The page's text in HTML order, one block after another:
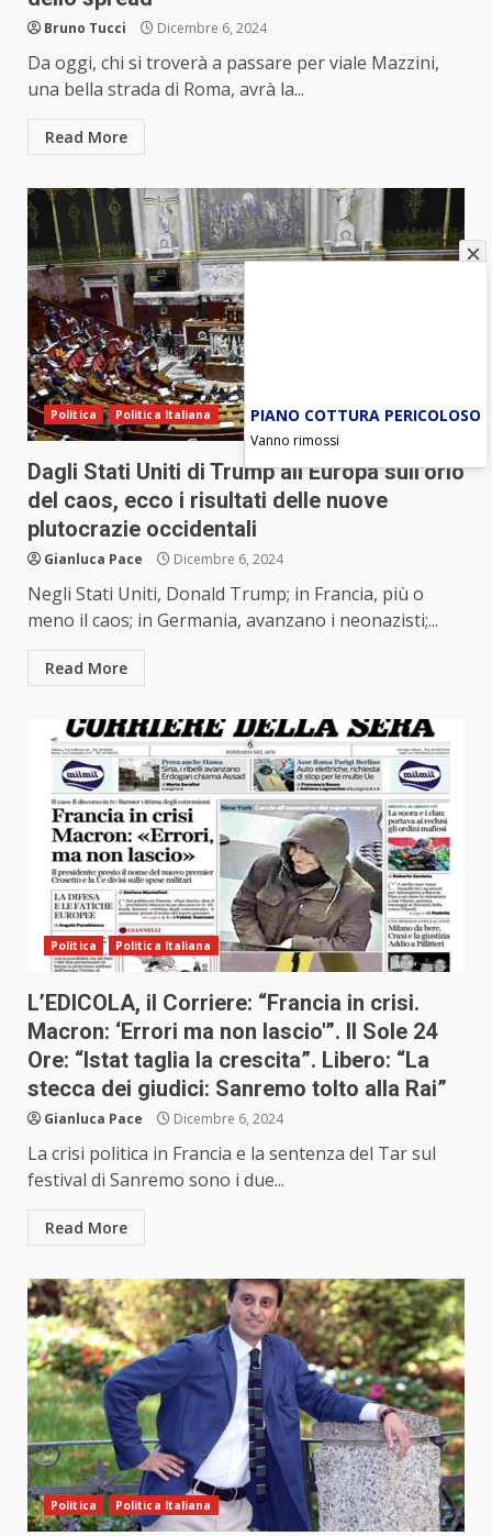
Bruno Tucci Dicembre 6, 2024
Da oggi, chi si troverà a passare per viale Mazzini,
una bella strada di Roma, avrà la...
Read More
Politica Politica Italiana
Dagli Stati Uniti di Trump all’Europa sull’orlo
del caos, ecco i risultati delle nuove
plutocrazie occidentali
Gianluca Pace Dicembre 6, 2024
Negli Stati Uniti, Donald Trump; in Francia, più o
meno il caos; in Germania, avanzano i neonazisti;...
Read More
Politica Politica Italiana
L’EDICOLA, il Corriere: “Francia in crisi.
Macron: ‘Errori ma non lascio'”. Il Sole 24
Ore: “Istat taglia la crescita”. Libero: “La
stecca dei giudici: Sanremo tolto alla Rai”
Gianluca Pace Dicembre 6, 2024
La crisi politica in Francia e la sentenza del Tar sul
festival di Sanremo sono i due...
Read More
Politica Politica Italiana
PIANO COTTURA PERICOLOSO
Vanno rimossi